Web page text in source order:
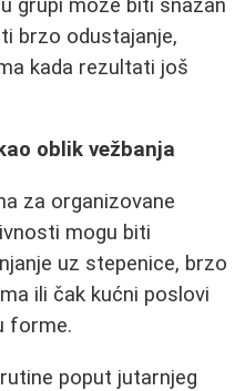
grupi može biti snažan
brzo odustajanje,
kada rezultati još
oblik vežbanja
za organizovane
mogu biti
uz stepenice, brzo
ili čak kućni poslovi
forme.
poput jutarnjeg